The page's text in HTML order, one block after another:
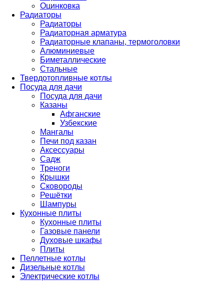
Оцинковка
Радиаторы
Радиаторы
Радиаторная арматура
Радиаторные клапаны, термоголовки
Алюминиевые
Биметаллические
Стальные
Твердотопливные котлы
Посуда для дачи
Посуда для дачи
Казаны
Афганские
Узбекские
Мангалы
Печи под казан
Аксессуары
Садж
Треноги
Крышки
Сковороды
Решётки
Шампуры
Кухонные плиты
Кухонные плиты
Газовые панели
Духовые шкафы
Плиты
Пеллетные котлы
Дизельные котлы
Электрические котлы